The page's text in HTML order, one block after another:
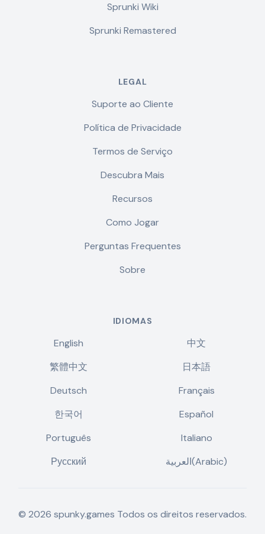
Sprunki Wiki
Sprunki Remastered
LEGAL
Suporte ao Cliente
Política de Privacidade
Termos de Serviço
Descubra Mais
Recursos
Como Jogar
Perguntas Frequentes
Sobre
IDIOMAS
English
中文
繁體中文
日本語
Deutsch
Français
한국어
Español
Português
Italiano
Русский
العربية(Arabic)
© 2026 spunky.games Todos os direitos reservados.